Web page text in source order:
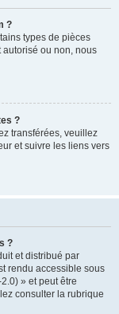
?
types de pièces
autorisé ou non, nous
?
transférées, veuillez
et suivre les liens vers
?
et distribué par
rendu accessible sous
» et peut être
consulter la rubrique